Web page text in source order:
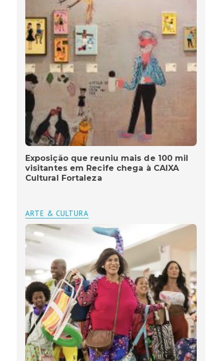
Exposição que reuniu mais de 100 mil
visitantes em Recife chega à CAIXA
Cultural Fortaleza
ARTE & CULTURA